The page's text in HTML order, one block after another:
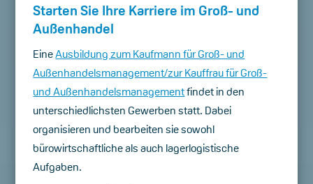
Starten Sie Ihre Karriere im Groß- und
Außenhandel
EineAusbildung zum Kaufmann für Groß- und
Außenhandelsmanagement/zur Kauffrau für Groß-
und Außenhandelsmanagementfindet in den
unterschiedlichsten Gewerben statt. Dabei
organisieren und bearbeiten sie sowohl
bürowirtschaftliche als auch lagerlogistische
Aufgaben.